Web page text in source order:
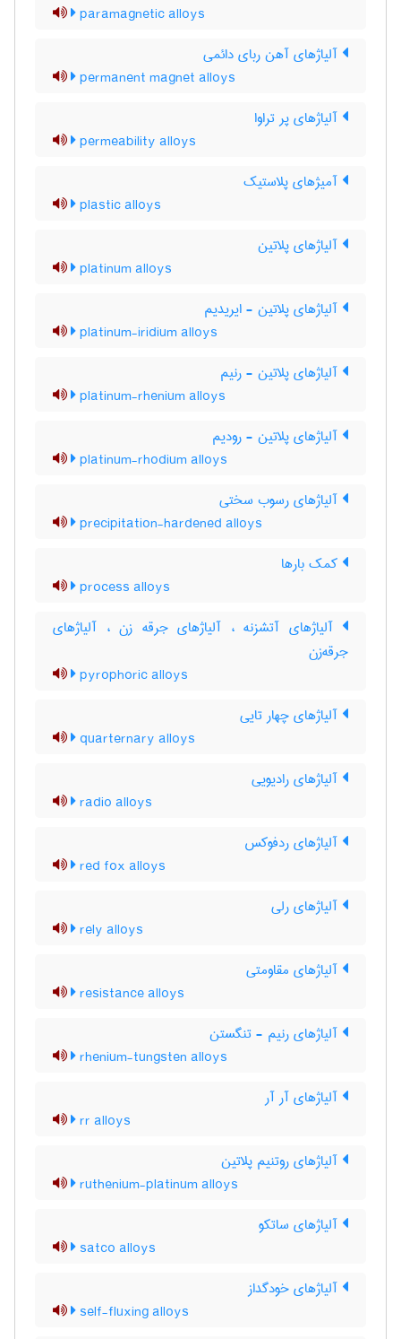
paramagnetic alloys
آلیاژهای آهن ربای دائمی
permanent magnet alloys
آلیاژهای پر تراوا
permeability alloys
آمیژهای پلاستیک
plastic alloys
آلیاژهای پلاتین
platinum alloys
آلیاژهای پلاتین - ایریدیم
platinum-iridium alloys
آلیاژهای پلاتین - رنیم
platinum-rhenium alloys
آلیاژهای پلاتین - رودیم
platinum-rhodium alloys
آلیاژهای رسوب سختی
precipitation-hardened alloys
کمک بارها
process alloys
آلیاژهای آتشزنه ، آلیاژهای جرقه زن ، آلیاژهای
جرقه‌زن
pyrophoric alloys
آلیاژهای چهار تایی
quarternary alloys
آلیاژهای رادیویی
radio alloys
آلیاژهای ردفوکس
red fox alloys
آلیاژهای رلی
rely alloys
آلیاژهای مقاومتی
resistance alloys
آلیاژهای رنیم - تنگستن
rhenium-tungsten alloys
آلیاژهای آر آر
rr alloys
آلیاژهای روتنیم پلاتین
ruthenium-platinum alloys
آلیاژهای ساتکو
satco alloys
آلیاژهای خودگداز
self-fluxing alloys